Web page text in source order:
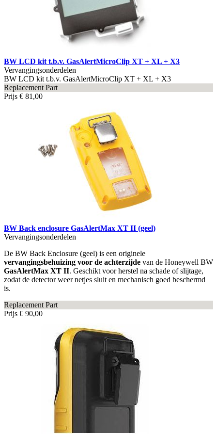
BW LCD kit t.b.v. GasAlertMicroClip XT + XL + X3
Vervangingsonderdelen
BW LCD kit t.b.v. GasAlertMicroClip XT + XL + X3
Replacement Part
Prijs € 81,00
BW Back enclosure GasAlertMax XT II (geel)
Vervangingsonderdelen
De BW Back Enclosure (geel) is een originele
vervangingsbehuizing voor de achterzijde van de Honeywell BW
GasAlertMax XT II. Geschikt voor herstel na schade of slijtage,
zodat de detector weer netjes sluit en mechanisch goed beschermd
is.
Replacement Part
Prijs € 90,00